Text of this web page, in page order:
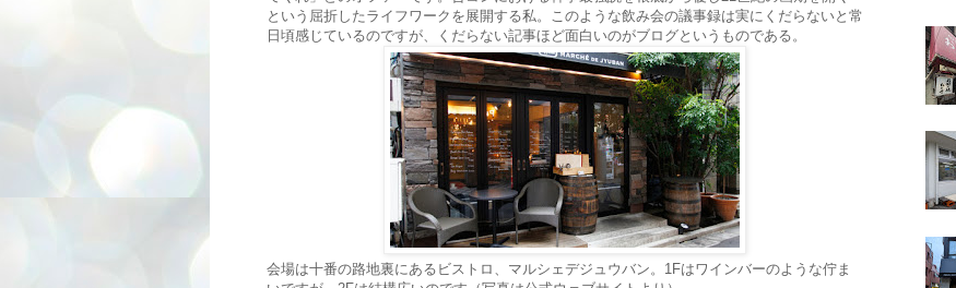
という屈折したライフワークを展開する私。このような飲み会の議事録は実にくだらないと常
日頃感じているのですが、くだらない記事ほど面白いのがブログというものである。
会場は十番の路地裏にあるビストロ、マルシェデジュウバン。1Fはワインバーのような佇ま